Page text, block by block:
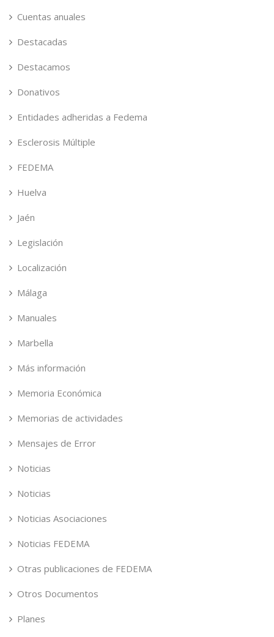
Cuentas anuales
Destacadas
Destacamos
Donativos
Entidades adheridas a Fedema
Esclerosis Múltiple
FEDEMA
Huelva
Jaén
Legislación
Localización
Málaga
Manuales
Marbella
Más información
Memoria Económica
Memorias de actividades
Mensajes de Error
Noticias
Noticias
Noticias Asociaciones
Noticias FEDEMA
Otras publicaciones de FEDEMA
Otros Documentos
Planes